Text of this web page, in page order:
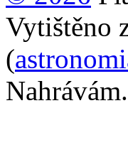
Vytištěno
(